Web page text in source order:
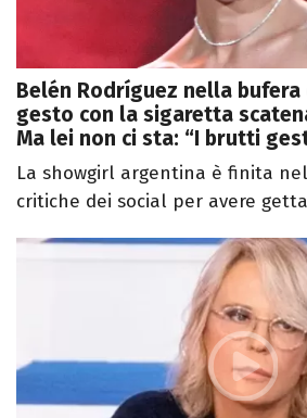
Belén Rodríguez nella
gesto con la sigaretta
Ma lei non ci sta: “I brutti
La showgirl argentina è finita
critiche dei social per avere